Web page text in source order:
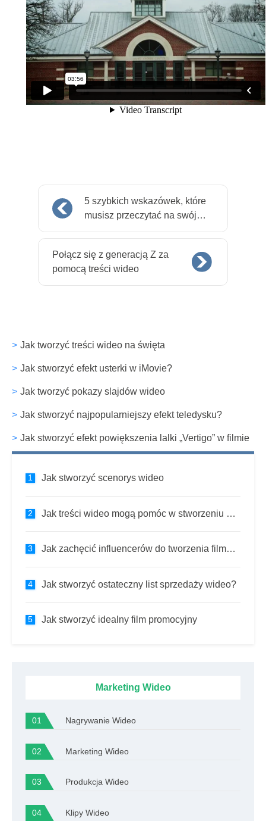
5 szybkich wskazówek, które
musisz przeczytać na swój
pierwszy film na Kickstarterze
Połącz się z generacją Z za
pomocą treści wideo
Jak tworzyć treści wideo na święta
Jak stworzyć efekt usterki w iMovie?
Jak tworzyć pokazy slajdów wideo
Jak stworzyć najpopularniejszy efekt teledysku?
Jak stworzyć efekt powiększenia lalki „Vertigo” w filmie
Jak stworzyć scenorys wideo
Jak treści wideo mogą pomóc w stworzeniu głosu marki
Jak zachęcić influencerów do tworzenia filmów, których naprawdę chcesz:lista kontrolna
Jak stworzyć ostateczny list sprzedaży wideo?
Jak stworzyć idealny film promocyjny
Marketing Wideo
Nagrywanie Wideo
Marketing Wideo
Produkcja Wideo
Klipy Wideo